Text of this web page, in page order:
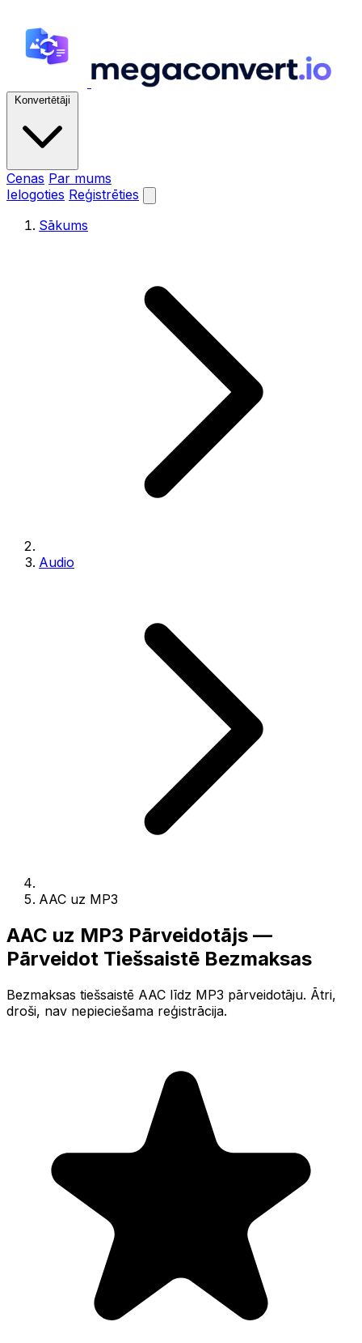
Konvertētāji
Cenas Par mums
Ielogoties Reģistrēties
Sākums
Audio
AAC uz MP3
AAC uz MP3 Pārveidotājs —
Pārveidot Tiešsaistē Bezmaksas
Bezmaksas tiešsaistē AAC līdz MP3 pārveidotāju. Ātri,
droši, nav nepieciešama reģistrācija.